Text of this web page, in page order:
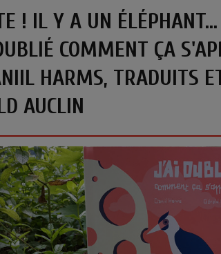
! IL Y A UN
COMMENT ÇA
HARMS, TRADUITS
AUCLIN